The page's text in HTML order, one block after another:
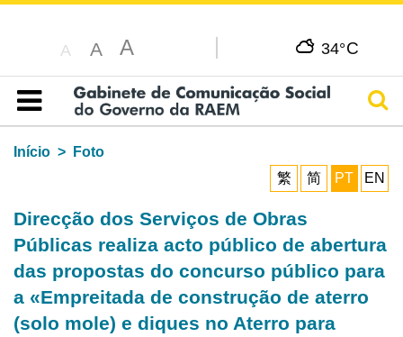
A A A 34°C
Índice
Início
Foto
繁
简 PT EN
Direcção dos Serviços de Obras
Públicas realiza acto público de abertura
das propostas do concurso público para
a «Empreitada de construção de aterro
(solo mole) e diques no Aterro para